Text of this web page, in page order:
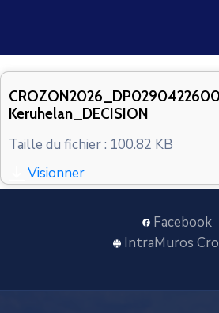
Keruhelan_DECISION
Taille du fichier : 100.82 KB
Visionner
Facebook
IntraMuros